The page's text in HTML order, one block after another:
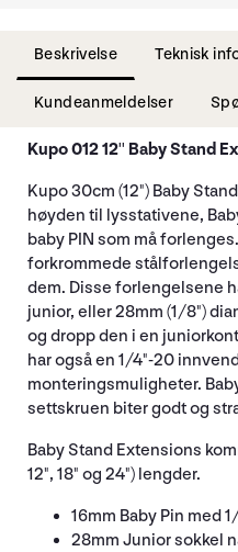
Beskrivelse Teknisk
Kundeanmeldelser
Kupo 012 12'' Baby Stand
Kupo 30cm (12") Baby
høyden til lysstativene,
baby PIN som må
forkrommede
dem. Disse forlengelsene
junior, eller 28mm (1/8")
og dropp den i en
har også en 1/4"-20
monteringsmuligheter.
settskruen biter godt og
Baby Stand Extensions
12", 18" og 24") lengder.
16mm Baby Pin med
28mm Junior sokkel